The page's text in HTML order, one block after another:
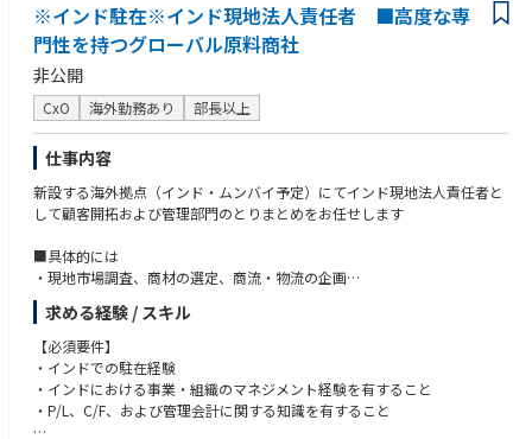
※インド駐在※インド現地法人責任者 ■高度な専
門性を持つグローバル原料商社
非公開
CxO 海外勤務あり 部長以上
仕事内容
新設する海外拠点（インド・ムンバイ予定）にてインド現地法人責任者と
して顧客開拓および管理部門のとりまとめをお任せします
■具体的には
・現地市場調査、商材の選定、商流・物流の企画
・顧客開拓や対サプライヤー折衝
・財務的観点を重視した説得力のある投資・回収計画を策定
・管理部門業務全般（経理、人事、総務、契約関連など）
・日本本社へのレポーティング
■海外拠点 インド・ムンバイ予定（2027年1月開設予定）※拠点は確定
ではなく、デリー近郊の可能性もございます
求める経験 / スキル
【必須要件】
・インドでの駐在経験
・インドにおける事業・組織のマネジメント経験を有すること
・P/L、C/F、および管理会計に関する知識を有すること